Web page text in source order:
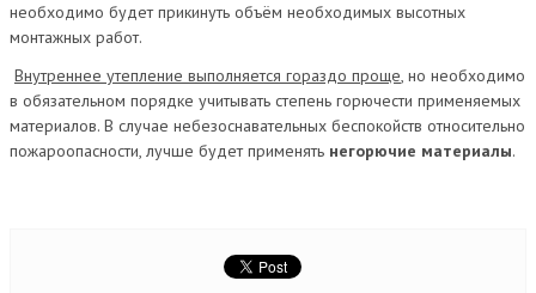
необходимо будет прикинуть объём необходимых высотных
монтажных работ.
Внутреннее утепление выполняется гораздо проще , но необходимо
в обязательном порядке учитывать степень горючести применяемых
материалов. В случае небезоснавательных беспокойств относительно
пожароопасности, лучше будет применять негорючие материалы.